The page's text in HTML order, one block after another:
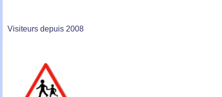
Visiteurs depuis 2008